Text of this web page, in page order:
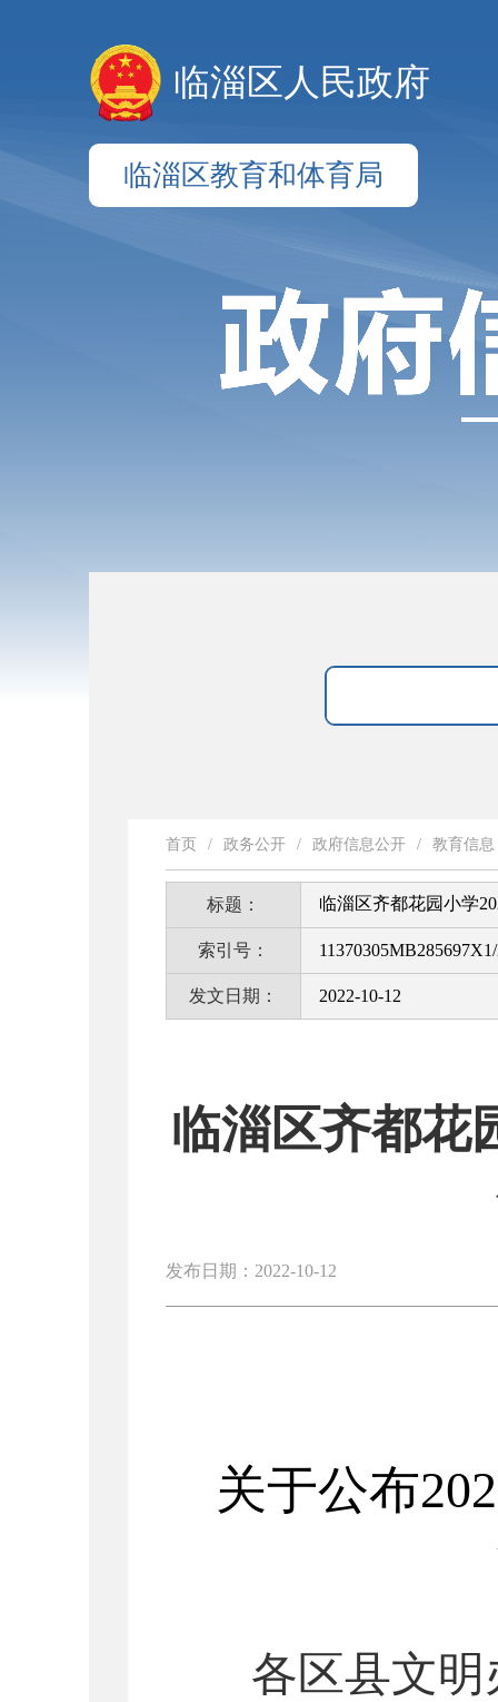
临淄区人民政府
临淄区教育和体育局
首页 / 政务公开 / 政府信息公开 / 教育信息
标题： 临淄区齐都花园小学
索引号：
发文日期： 2022-10-12
临淄区齐都花
发布日期：2022-10-12
关于公布
各区县文